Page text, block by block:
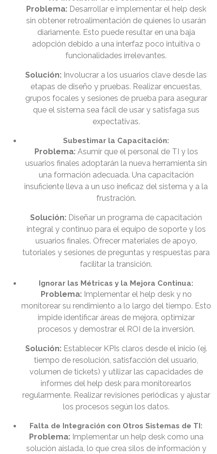
Problema: Desarrollar e implementar el help desk
sin obtener retroalimentación de quienes lo usarán
diariamente. Esto puede resultar en una baja
adopción debido a una interfaz poco intuitiva o
funcionalidades irrelevantes.
Solución: Involucrar a los usuarios clave desde las
etapas de diseño y pruebas. Realizar encuestas,
grupos focales y sesiones de prueba para asegurar
que el sistema sea fácil de usar y satisfaga sus
expectativas.
Subestimar la Capacitación:
Problema: Asumir que el personal de TI y los
usuarios finales adoptarán la nueva herramienta sin
una formación adecuada. Una capacitación
insuficiente lleva a un uso ineficaz del sistema y a la
frustración.
Solución: Diseñar un programa de capacitación
integral y continuo para el equipo de soporte y los
usuarios finales. Ofrecer materiales de apoyo,
tutoriales y sesiones de preguntas y respuestas para
facilitar la transición.
Ignorar las Métricas y la Mejora Continua:
Problema: Implementar el help desk y no
monitorear su rendimiento a lo largo del tiempo. Esto
impide identificar áreas de mejora, optimizar
procesos y demostrar el ROI de la inversión.
Solución: Establecer KPIs claros desde el inicio (ej.
tiempo de resolución, satisfacción del usuario,
volumen de tickets) y utilizar las capacidades de
informes del help desk para monitorearlos
regularmente. Realizar revisiones periódicas y ajustar
los procesos según los datos.
Falta de Integración con Otros Sistemas de TI:
Problema: Implementar un help desk como una
solución aislada, lo que crea silos de información y